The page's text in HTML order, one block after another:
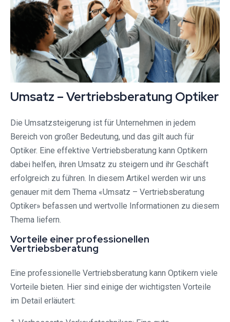
Umsatz – Vertriebsberatung Optiker
Die Umsatzsteigerung ist für Unternehmen in jedem
Bereich von großer Bedeutung, und das gilt auch für
Optiker. Eine effektive Vertriebsberatung kann Optikern
dabei helfen, ihren Umsatz zu steigern und ihr Geschäft
erfolgreich zu führen. In diesem Artikel werden wir uns
genauer mit dem Thema «Umsatz – Vertriebsberatung
Optiker» befassen und wertvolle Informationen zu diesem
Thema liefern.
Vorteile einer professionellen
Vertriebsberatung
Eine professionelle Vertriebsberatung kann Optikern viele
Vorteile bieten. Hier sind einige der wichtigsten Vorteile
im Detail erläutert: